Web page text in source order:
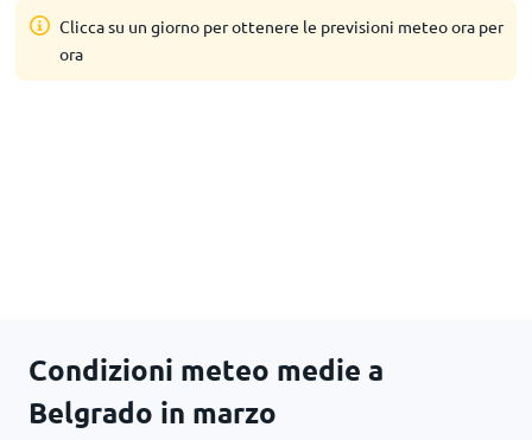
Clicca su un giorno per ottenere le previsioni meteo ora per
ora
Condizioni meteo medie a
Belgrado in marzo